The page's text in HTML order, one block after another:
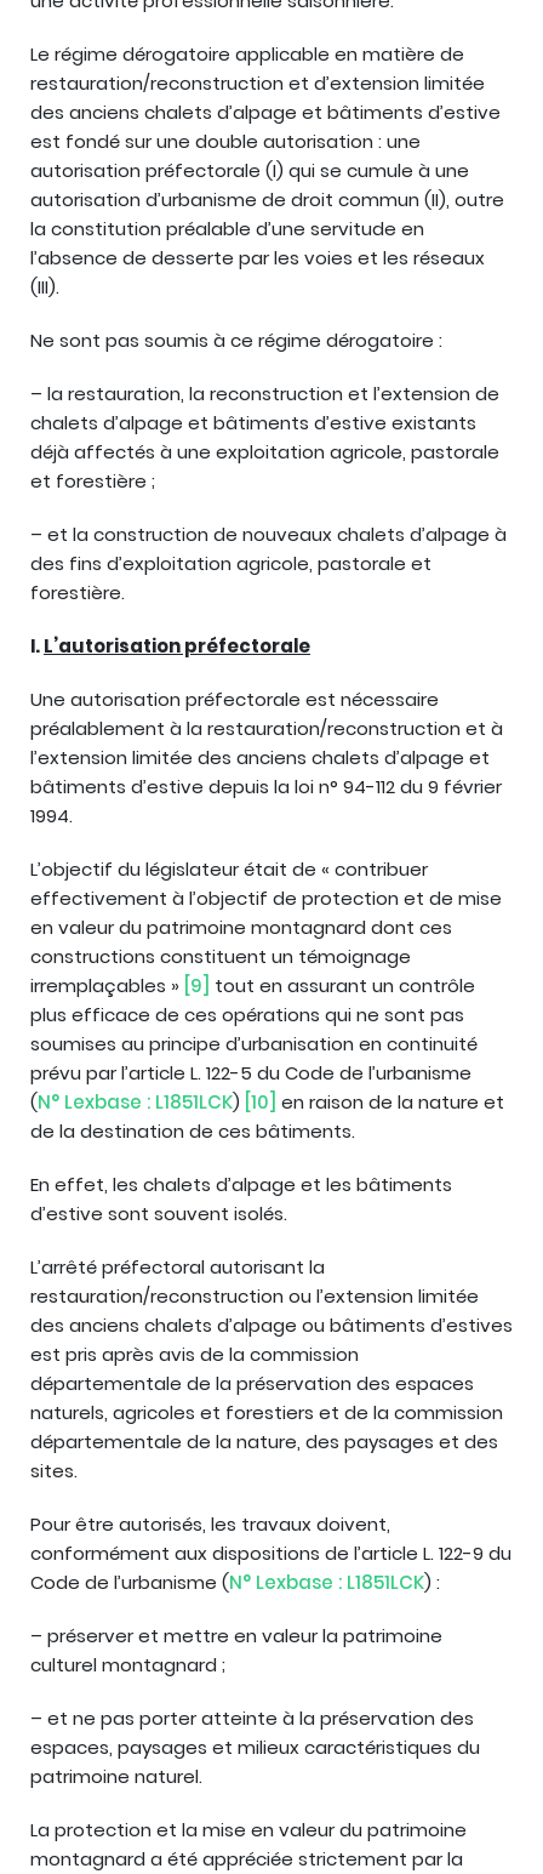
Le régime dérogatoire applicable en matière de
restauration/reconstruction et d’extension limitée
des anciens chalets d’alpage et bâtiments d’estive
est fondé sur une double autorisation : une
autorisation préfectorale (I) qui se cumule à une
autorisation d’urbanisme de droit commun (II), outre
la constitution préalable d’une servitude en
l’absence de desserte par les voies et les réseaux
(III).
Ne sont pas soumis à ce régime dérogatoire :
– la restauration, la reconstruction et l’extension de
chalets d’alpage et bâtiments d’estive existants
déjà affectés à une exploitation agricole, pastorale
et forestière ;
– et la construction de nouveaux chalets d’alpage à
des fins d’exploitation agricole, pastorale et
forestière.
I.L’autorisation préfectorale
Une autorisation préfectorale est nécessaire
préalablement à la restauration/reconstruction et à
l’extension limitée des anciens chalets d’alpage et
bâtiments d’estive depuis la loi n° 94-112 du 9 février
1994.
L’objectif du législateur était de « contribuer
effectivement à l’objectif de protection et de mise
en valeur du patrimoine montagnard dont ces
constructions constituent un témoignage
irremplaçables » [9] tout en assurant un contrôle
plus efficace de ces opérations qui ne sont pas
soumises au principe d’urbanisation en continuité
prévu par l’article L. 122-5 du Code de l’urbanisme
(N° Lexbase : L1851LCK) [10] en raison de la nature et
de la destination de ces bâtiments.
En effet, les chalets d’alpage et les bâtiments
d’estive sont souvent isolés.
L’arrêté préfectoral autorisant la
restauration/reconstruction ou l’extension limitée
des anciens chalets d’alpage ou bâtiments d’estives
est pris après avis de la commission
départementale de la préservation des espaces
naturels, agricoles et forestiers et de la commission
départementale de la nature, des paysages et des
sites.
Pour être autorisés, les travaux doivent,
conformément aux dispositions de l’article L. 122-9 du
Code de l’urbanisme (N° Lexbase : L1851LCK) :
– préserver et mettre en valeur la patrimoine
culturel montagnard ;
– et ne pas porter atteinte à la préservation des
espaces, paysages et milieux caractéristiques du
patrimoine naturel.
La protection et la mise en valeur du patrimoine
montagnard a été appréciée strictement par la